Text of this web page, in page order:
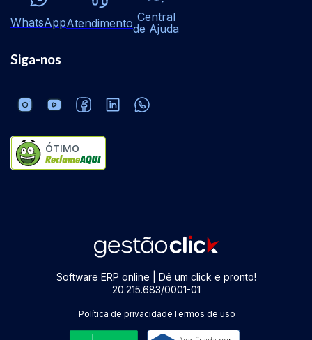
WhatsAppAtendimento Central
de Ajuda
Siga-nos
ÓTIMO
Software ERP online | Dê um click e pronto!
20.215.683/0001-01
Política de privacidadeTermos de uso